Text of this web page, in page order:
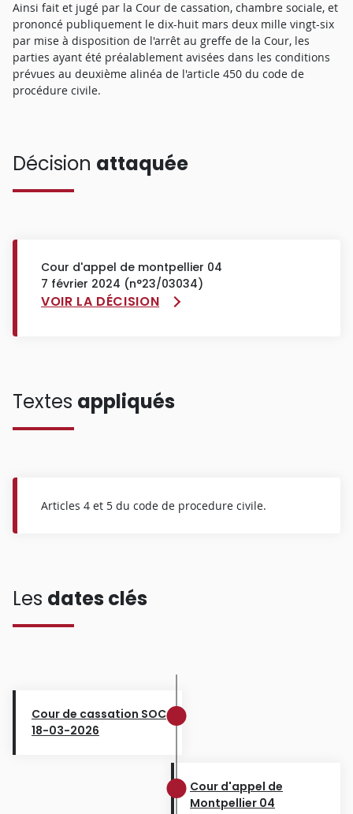
Ainsi fait et jugé par la Cour de cassation, chambre sociale, et
prononcé publiquement le dix-huit mars deux mille vingt-six
par mise à disposition de l'arrêt au greffe de la Cour, les
parties ayant été préalablement avisées dans les conditions
prévues au deuxième alinéa de l'article 450 du code de
procédure civile.
Décision attaquée
Cour d'appel de montpellier 04
7 février 2024 (n°23/03034)
VOIR LA DÉCISION
Textes appliqués
Articles 4 et 5 du code de procedure civile.
Les dates clés
Cour de cassation SOC
18-03-2026
Cour d'appel de
Montpellier 04